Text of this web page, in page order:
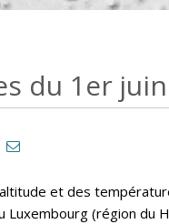
du 1er
et des
Luxembourg (région du